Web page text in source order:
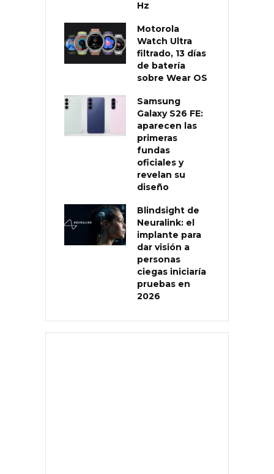
Hz
Motorola
Watch Ultra
filtrado, 13 días
de batería
sobre Wear OS
Samsung
Galaxy S26 FE:
aparecen las
primeras
fundas
oficiales y
revelan su
diseño
Blindsight de
Neuralink: el
implante para
dar visión a
personas
ciegas iniciaría
pruebas en
2026